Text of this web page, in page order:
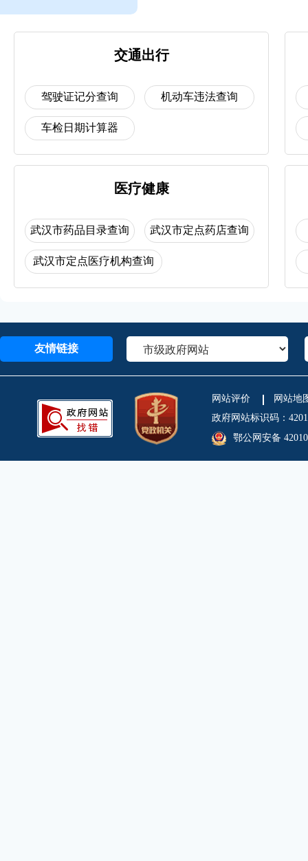
交通出行
驾驶证记分查询 机动车违法查询
车检日期计算器
医疗健康
武汉市药品目录查询 武汉市定点药店查询
武汉市定点医疗机构查询
友情链接
网站评价
网站地
政府网站标识码：
鄂公网安备